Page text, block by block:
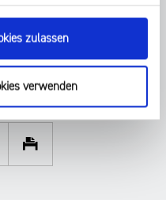
zulassen
verwenden